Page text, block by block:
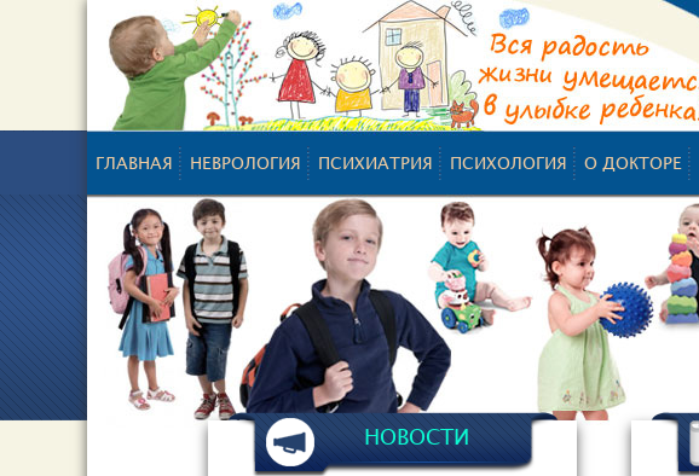
ГЛАВНАЯ НЕВРОЛОГИЯ ПСИХИАТРИЯ ПСИХОЛОГИЯ О ДОКТОРЕ
НОВОСТИ